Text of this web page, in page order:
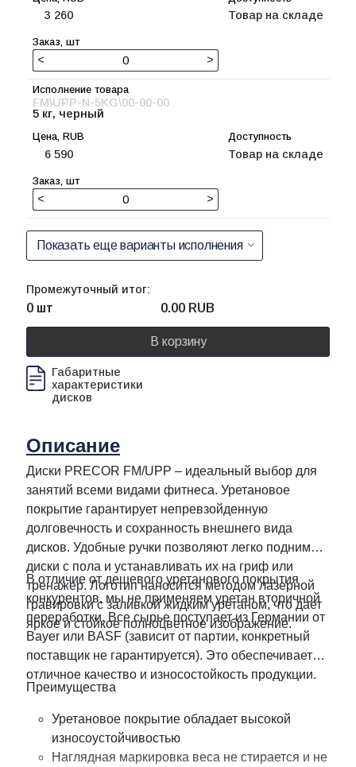
3 260 Товар на складе
< >
FM\UPP-N-5KG\00-00-00
5 кг, черный
6 590 Товар на складе
< >
Показать еще варианты исполнения
Габаритные
характеристики
дисков
Промежуточный итог:
0 шт 0.00 RUB
В корзину
Описание
Диски PRECOR FM/UPP – идеальный выбор для
занятий всеми видами фитнеса. Уретановое
покрытие гарантирует непревзойденную
долговечность и сохранность внешнего вида
дисков. Удобные ручки позволяют легко поднимать
диски с пола и устанавливать их на гриф или
тренажер. Логотип наносится методом лазерной
гравировки с заливкой жидким уретаном, что дает
яркое и стойкое полноцветное изображение.
В отличие от дешевого уретанового покрытия
конкурентов, мы не применяем уретан вторичной
переработки. Все сырье поступает из Германии от
Bayer или BASF (зависит от партии, конкретный
поставщик не гарантируется). Это обеспечивает
отличное качество и износостойкость продукции.
Преимущества
Уретановое покрытие обладает высокой
износоустойчивостью
Наглядная маркировка веса не стирается и не